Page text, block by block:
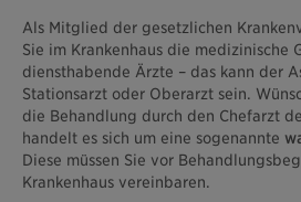
Als Mitglied der gesetzlichen
Sie im Krankenhaus die medizinische
diensthabende Ärzte – das kann der
Stationsarzt oder Oberarzt sein.
die Behandlung durch den Chefarzt
handelt es sich um eine sogenannte
Diese müssen Sie vor
Krankenhaus vereinbaren.